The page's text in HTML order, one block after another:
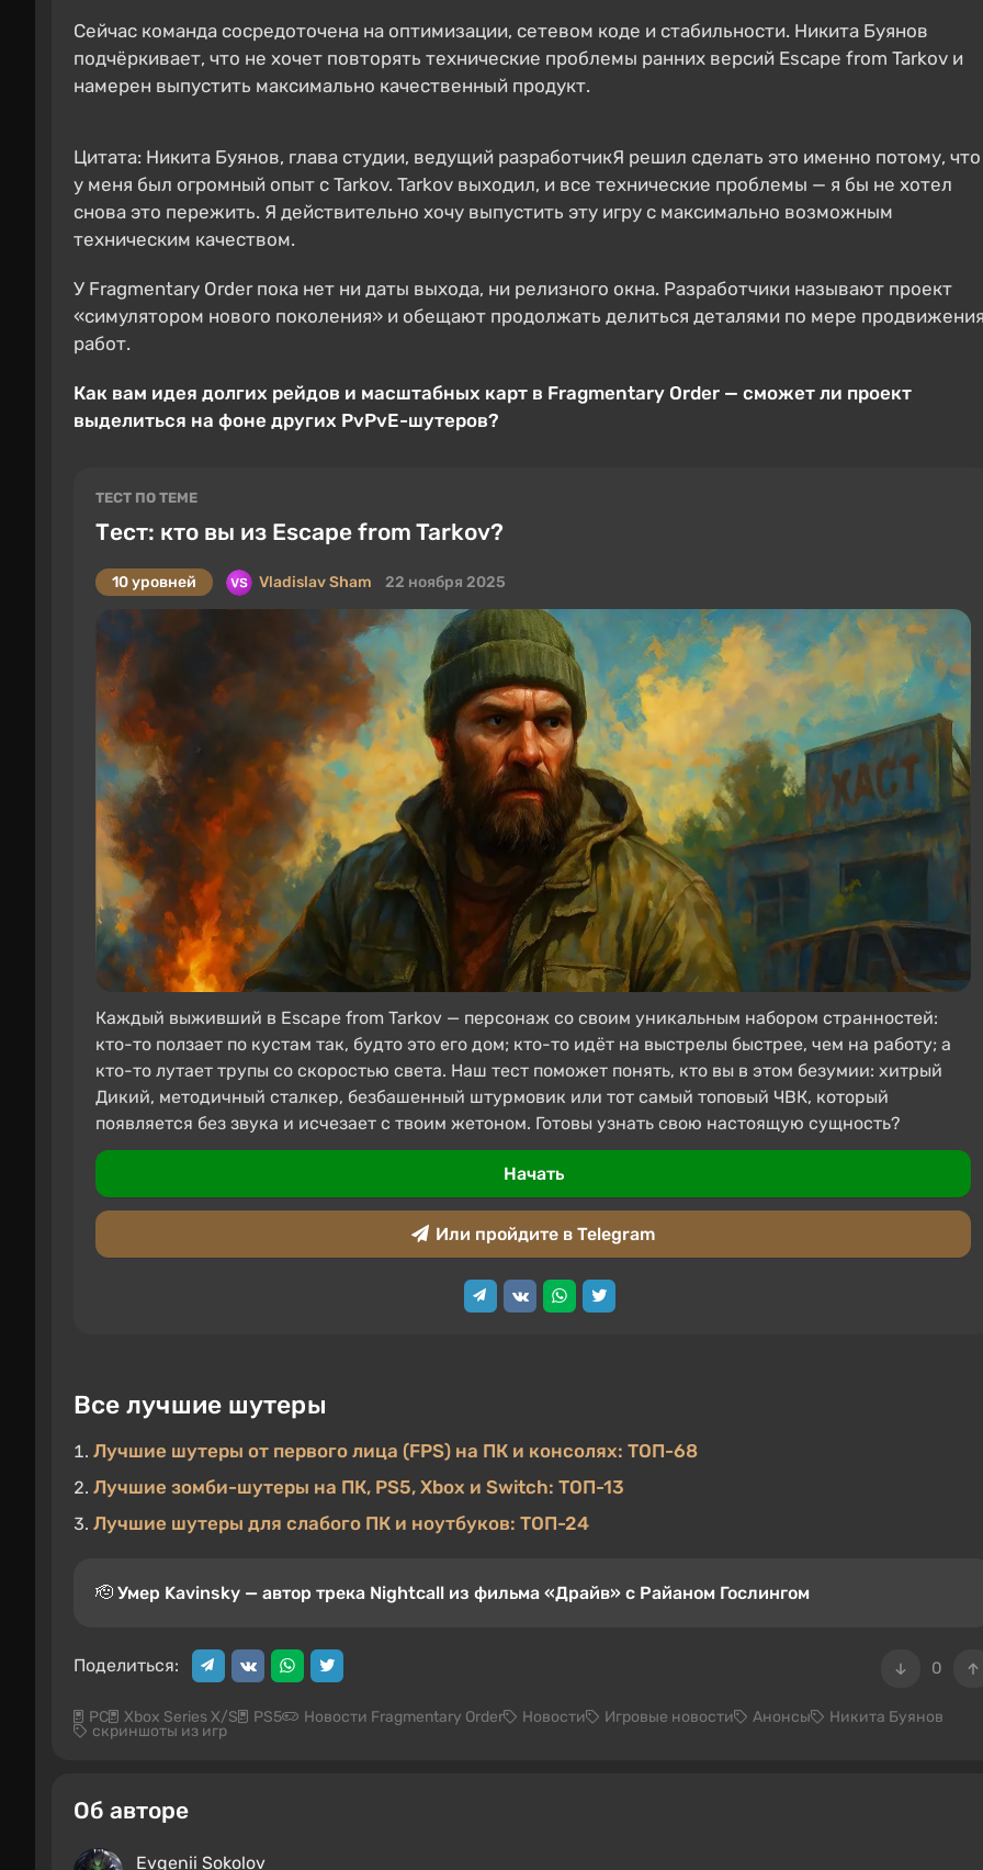
Сейчас команда сосредоточена на оптимизации, сетевом коде и стабильности. Никита Буянов
подчёркивает, что не хочет повторять технические проблемы ранних версий Escape from Tarkov и
намерен выпустить максимально качественный продукт.
Цитата: Никита Буянов, глава студии, ведущий разработчикЯ решил сделать это именно потому, что
у меня был огромный опыт с Tarkov. Tarkov выходил, и все технические проблемы — я бы не хотел
снова это пережить. Я действительно хочу выпустить эту игру с максимально возможным
техническим качеством.
У Fragmentary Order пока нет ни даты выхода, ни релизного окна. Разработчики называют проект
«симулятором нового поколения» и обещают продолжать делиться деталями по мере
работ.
Как вам идея долгих рейдов и масштабных карт в Fragmentary Order — сможет ли проект
выделиться на фоне других PvPvE-шутеров?
ТЕСТ ПО ТЕМЕ
Тест: кто вы из Escape from Tarkov?
10 уровней Vladislav Sham 22 ноября 2025
Каждый выживший в Escape from Tarkov — персонаж со своим уникальным набором странностей:
кто-то ползает по кустам так, будто это его дом; кто-то идёт на выстрелы быстрее, чем на работу; а
кто-то лутает трупы со скоростью света. Наш тест поможет понять, кто вы в этом безумии: хитрый
Дикий, методичный сталкер, безбашенный штурмовик или тот самый топовый ЧВК, который
появляется без звука и исчезает с твоим жетоном. Готовы узнать свою настоящую сущность?
Начать
Или пройдите в Telegram
Все лучшие шутеры
Лучшие шутеры от первого лица (FPS) на ПК и консолях: ТОП-68
Лучшие зомби-шутеры на ПК, PS5, Xbox и Switch: ТОП-13
Лучшие шутеры для слабого ПК и ноутбуков: ТОП-24
🫡 Умер Kavinsky — автор трека Nightcall из фильма «Драйв» с Райаном Гослингом
0
Поделиться:
PC Xbox Series X/S PS5 Новости Fragmentary Order Новости Игровые новости Анонсы Никита Буянов
скриншоты из игр
Об авторе
Evgenii Sokolov